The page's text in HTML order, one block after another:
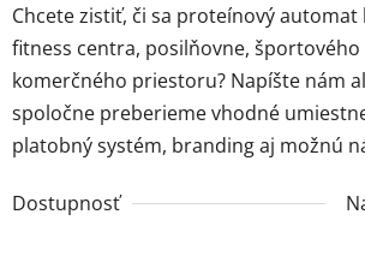
Chcete zistiť, či sa proteínový automat
fitness centra, posilňovne, športového
komerčného priestoru? Napíšte nám
spoločne preberieme vhodné
platobný systém, branding aj možnú
Dostupnosť